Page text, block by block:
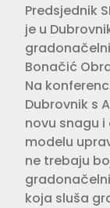
Predsjednik
je u
Bonačić
Na
Dubrovnik s
novu snagu
modelu
ne trebaju
koja sluša